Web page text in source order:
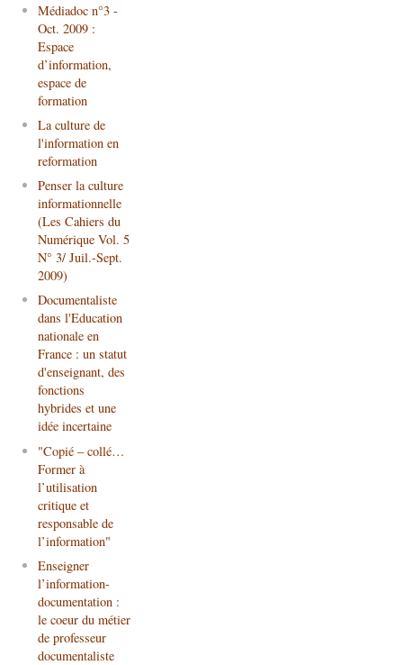
Médiadoc n°3 -
Oct. 2009 :
Espace
d’information,
espace de
formation
La culture de
l'information en
reformation
Penser la culture
informationnelle
(Les Cahiers du
Numérique Vol. 5
N° 3/ Juil.-Sept.
2009)
Documentaliste
dans l'Education
nationale en
France : un statut
d'enseignant, des
fonctions
hybrides et une
idée incertaine
"Copié – collé…
Former à
l’utilisation
critique et
responsable de
l’information"
Enseigner
l’information-
documentation :
le coeur du métier
de professeur
documentaliste